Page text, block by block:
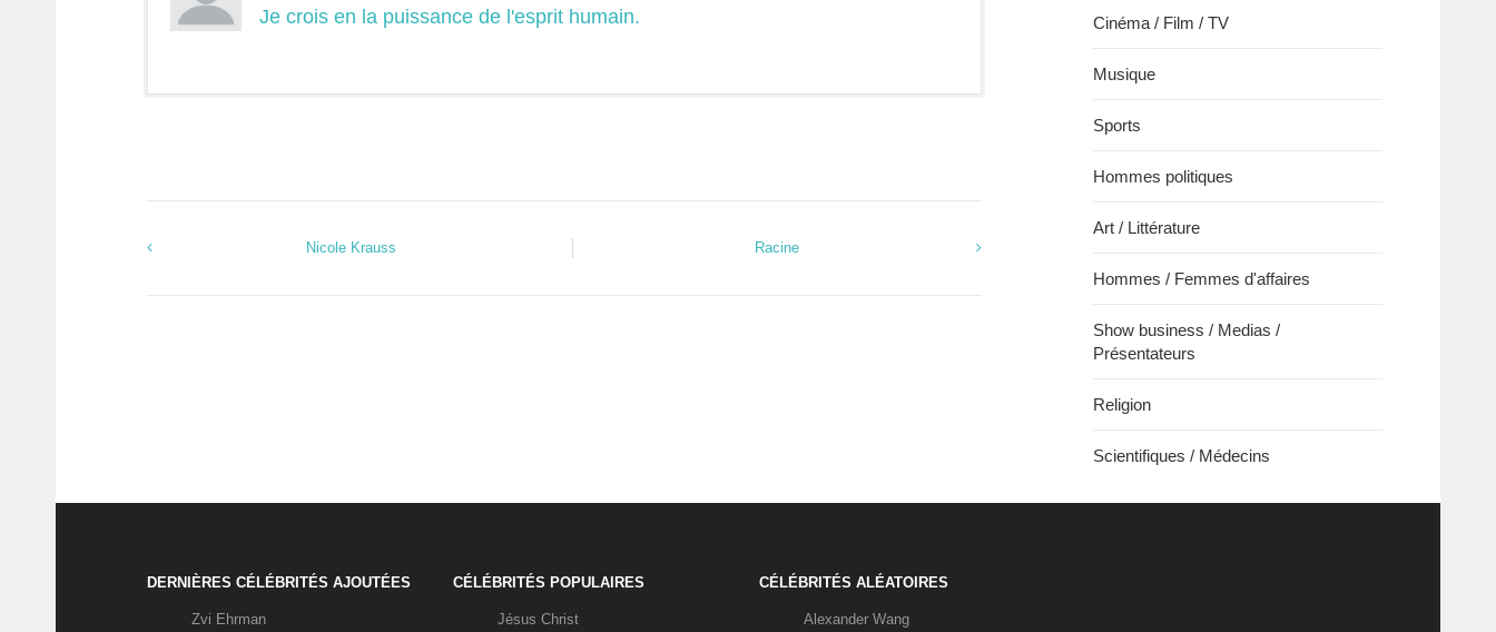
Je crois en la puissance de l'esprit humain.
Nicole Krauss Racine
Cinéma / Film / TV
Musique
Sports
Hommes politiques
Art / Littérature
Hommes / Femmes d'affaires
Show business / Medias /
Présentateurs
Religion
Scientifiques / Médecins
DERNIÈRES CÉLÉBRITÉS AJOUTÉES
Zvi Ehrman
CÉLÉBRITÉS POPULAIRES
Jésus Christ
CÉLÉBRITÉS ALÉATOIRES
Alexander Wang